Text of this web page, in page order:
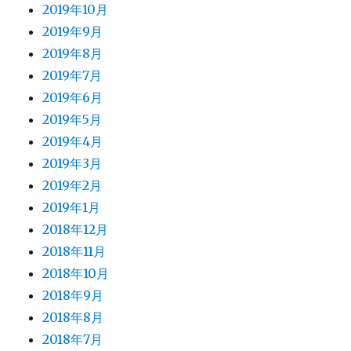
2019年10月
2019年9月
2019年8月
2019年7月
2019年6月
2019年5月
2019年4月
2019年3月
2019年2月
2019年1月
2018年12月
2018年11月
2018年10月
2018年9月
2018年8月
2018年7月